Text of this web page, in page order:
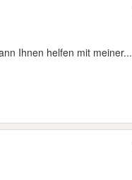
Ihnen helfen mit meiner...